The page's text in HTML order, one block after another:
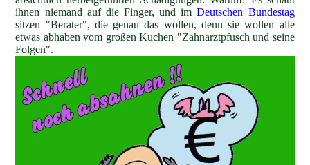
ihnen niemand auf die Finger, und imDeutschen Bundestag
sitzen "Berater", die genau das wollen, denn sie wollen alle
etwas abhaben vom großen Kuchen "Zahnarztpfusch und seine
Folgen".